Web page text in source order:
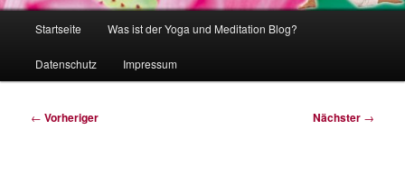
Startseite Was ist der Yoga und Meditation Blog?
Datenschutz Impressum
Beitragsnavigation
← Vorheriger Nächster →